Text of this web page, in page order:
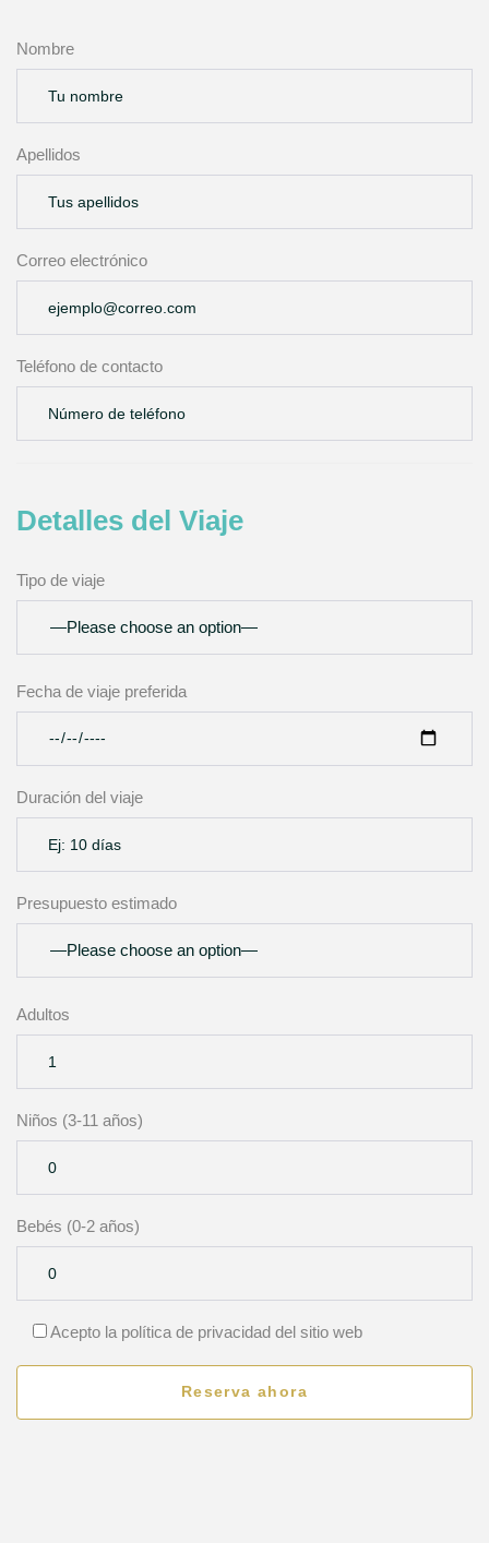
Nombre
Apellidos
Correo electrónico
Teléfono de contacto
Detalles del Viaje
Tipo de viaje
Fecha de viaje preferida
Duración del viaje
Presupuesto estimado
Adultos
Niños (3-11 años)
Bebés (0-2 años)
Acepto la política de privacidad del sitio web